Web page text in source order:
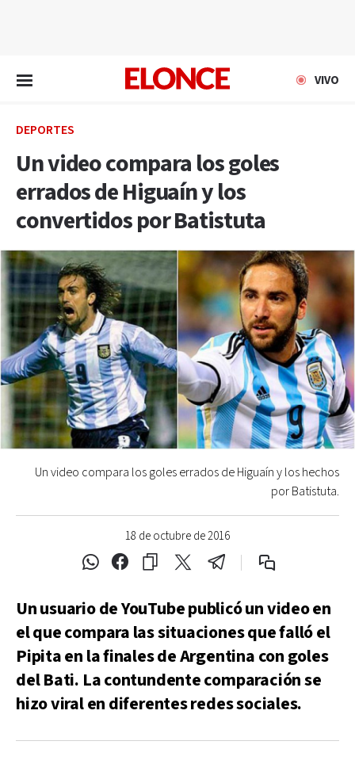
VIVO
DEPORTES
Un video compara los goles
errados de Higuaín y los
convertidos por Batistuta
18 de octubre de 2016
Un video compara los goles errados de Higuaín y los hechos
por Batistuta.
Un usuario de YouTube publicó un video en
el que compara las situaciones que falló el
Pipita en la finales de Argentina con goles
del Bati. La contundente comparación se
hizo viral en diferentes redes sociales.